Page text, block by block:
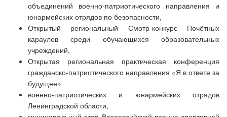
объединений военно-патриотического направления и
юнармейских отрядов по безопасности,
Открытый региональный Смотр-конкурс Почётных
караулов среди обучающихся образовательных
учреждений,
Открытая региональная практическая конференция
гражданско-патриотического направления «Я в ответе за
будущее»
военно-патриотических и юнармейских отрядов
Ленинградской области,